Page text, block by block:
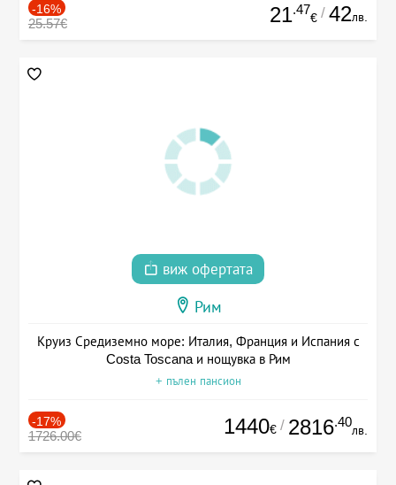
-16%
25.57€ 21.47
€ / 42лв.
виж офертата
Рим
Круиз Средиземно море: Италия, Франция и Испания с
Costa Toscana и нощувка в Рим
+ пълен пансион
-17%
1726.00€ 1440€ / 2816.40
лв.